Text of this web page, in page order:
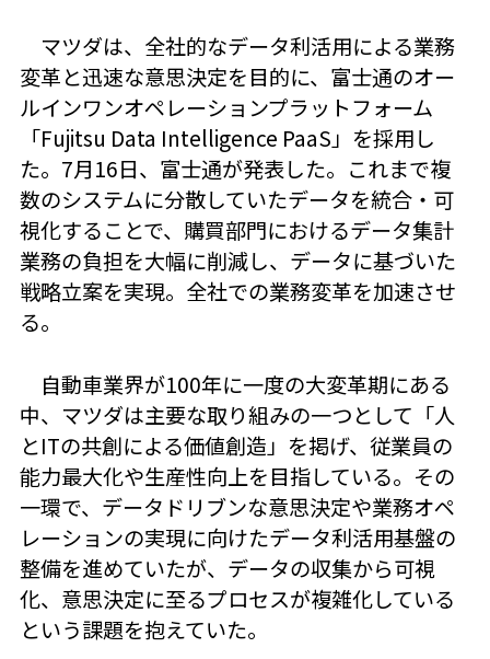
マツダは、全社的なデータ利活用による業務
変革と迅速な意思決定を目的に、富士通のオー
ルインワンオペレーションプラットフォーム
「Fujitsu Data Intelligence PaaS」を採用し
た。7月16日、富士通が発表した。これまで複
数のシステムに分散していたデータを統合・可
視化することで、購買部門におけるデータ集計
業務の負担を大幅に削減し、データに基づいた
戦略立案を実現。全社での業務変革を加速させ
る。
自動車業界が100年に一度の大変革期にある
中、マツダは主要な取り組みの一つとして「人
とITの共創による価値創造」を掲げ、従業員の
能力最大化や生産性向上を目指している。その
一環で、データドリブンな意思決定や業務オペ
レーションの実現に向けたデータ利活用基盤の
整備を進めていたが、データの収集から可視
化、意思決定に至るプロセスが複雑化している
という課題を抱えていた。